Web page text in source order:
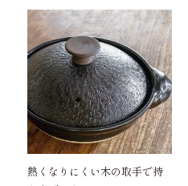
熱くなりにくい木の取手で持